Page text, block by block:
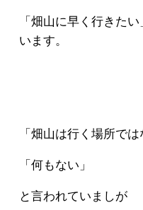
「畑山に早く行きた
います。
「畑山は行く場所では
「何もない」
と言われていましが